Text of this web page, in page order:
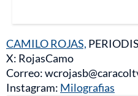
CAMILO ROJAS,
X: RojasCamo
Correo:
Instagram: Milografias